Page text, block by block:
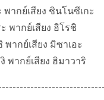
พากย์เสียง ชินโนซึเกะ
พากย์เสียง ฮิโรชิ
ากย์เสียง มิซาเอะ
พากย์เสียง ฮิมาวาริ